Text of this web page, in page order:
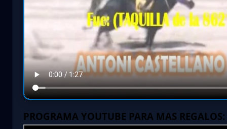
PROGRAMA YOUTUBE PARA MAS REGALOS: